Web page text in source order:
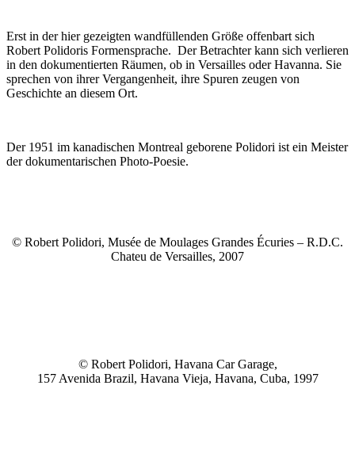
Erst in der hier gezeigten wandfüllenden Größe offenbart sich
Robert Polidoris Formensprache. Der Betrachter kann sich verlieren
in den dokumentierten Räumen, ob in Versailles oder Havanna. Sie
sprechen von ihrer Vergangenheit, ihre Spuren zeugen von
Geschichte an diesem Ort.
Der 1951 im kanadischen Montreal geborene Polidori ist ein Meister
der dokumentarischen Photo-Poesie.
© Robert Polidori, Musée de Moulages Grandes Écuries – R.D.C.
Chateu de Versailles, 2007
© Robert Polidori, Havana Car Garage,
157 Avenida Brazil, Havana Vieja, Havana, Cuba, 1997